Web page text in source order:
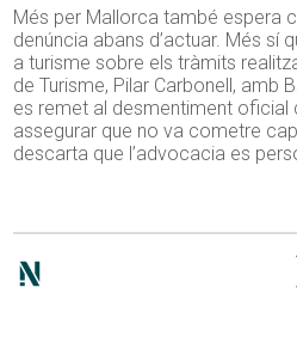
Més per Mallorca també espera
denúncia abans d’actuar. Més sí
a turisme sobre els tràmits
de Turisme, Pilar Carbonell, amb
es remet al desmentiment oficial
assegurar que no va cometre
descarta que l’advocacia es